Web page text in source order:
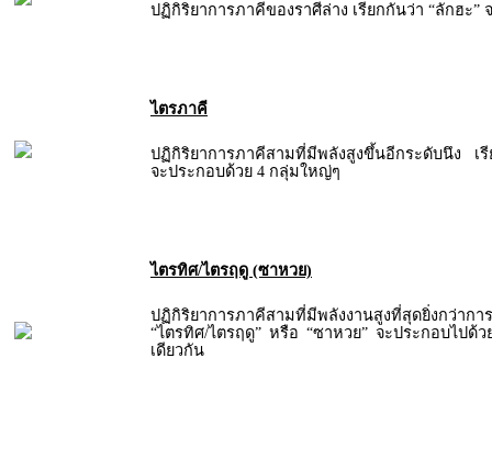
ปฏิกิริยาการภาคีของราศีล่าง เรียกกันว่า “ลักฮะ”
ไตรภาคี
ปฏิกิริยาการภาคีสามที่มีพลังสูงขึ้นอีกระดับนึง เ
จะประกอบด้วย 4 กลุ่มใหญ่ๆ
ไตรทิศ/ไตรฤดู (ซาหวย)
ปฏิกิริยาการภาคีสามที่มีพลังงานสูงที่สุดยิ่งกว่ากา
“ไตรทิศ/ไตรฤดู” หรือ “ซาหวย” จะประกอบไปด้
เดียวกัน